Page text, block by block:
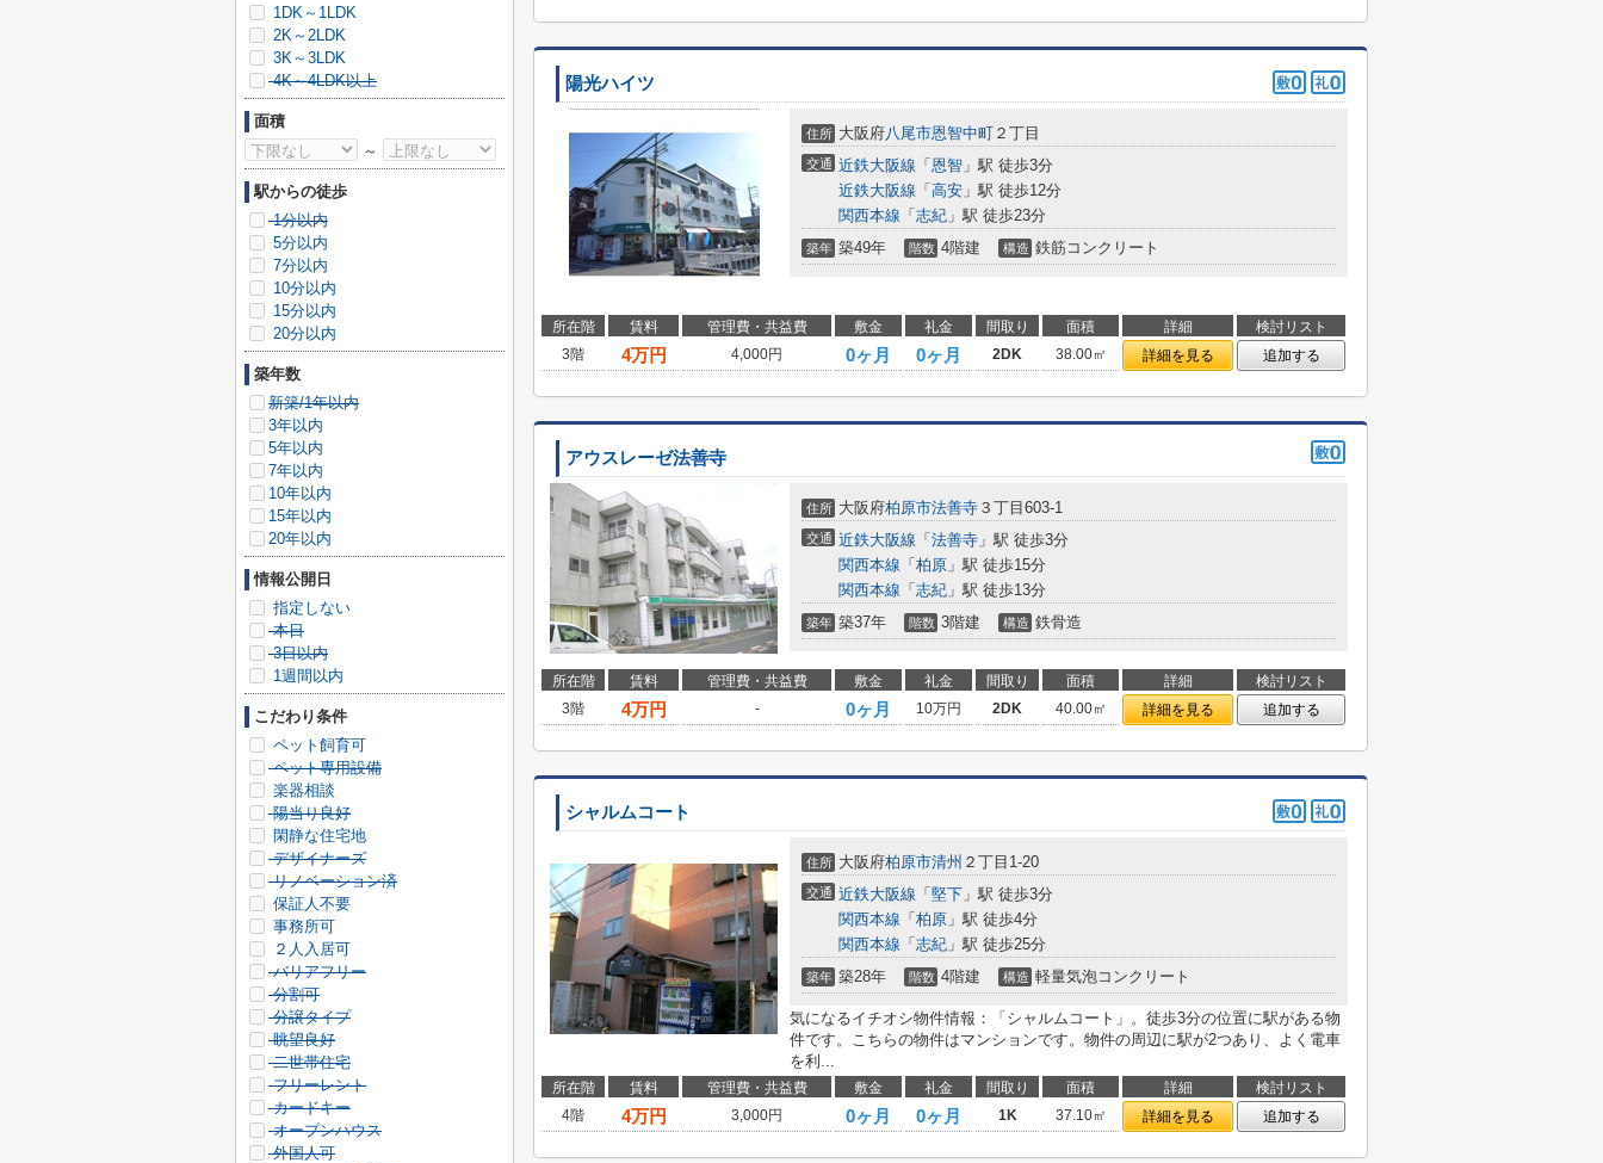
陽光ハイツ
住所 大阪府八尾市恩智中町 ２丁目
交通 近鉄大阪線 「 恩智 」駅 徒歩3分
近鉄大阪線 「 高安 」駅 徒歩12分
関西本線 「 志紀 」駅 徒歩23分
築年 築49年 階数 4階建 構造 鉄筋コンクリート
所在階 賃料 管理費・共益費 敷金 礼金 間取り 面積 詳細
検討リスト
3階
4万円 4,000円 0ヶ月 0ヶ月 2DK 38.00㎡ 詳細を見る 追加する
アウスレーゼ法善寺
住所 大阪府柏原市法善寺 ３丁目603-1
交通 近鉄大阪線 「 法善寺 」駅 徒歩3分
関西本線 「 柏原 」駅 徒歩15分
関西本線 「 志紀 」駅 徒歩13分
築年 築37年 階数 3階建 構造 鉄骨造
所在階 賃料 管理費・共益費 敷金 礼金 間取り 面積 詳細
検討リスト
3階
4万円 - 0ヶ月 10万円 2DK 40.00㎡ 詳細を見る 追加する
シャルムコート
住所 大阪府柏原市清州 ２丁目1-20
交通 近鉄大阪線 「 堅下 」駅 徒歩3分
関西本線 「 柏原 」駅 徒歩4分
関西本線 「 志紀 」駅 徒歩25分
築年 築28年 階数 4階建 構造 軽量気泡コンクリート
気になるイチオシ物件情報：「シャルムコート」。徒歩3分の位置に駅がある物
件です。こちらの物件はマンションです。物件の周辺に駅が2つあり、よく電車
を利...
所在階 賃料 管理費・共益費 敷金 礼金 間取り 面積 詳細
検討リスト
4階
4万円 3,000円 0ヶ月 0ヶ月 1K 37.10㎡ 詳細を見る 追加する
1DK～1LDK
2K～2LDK
3K～3LDK
4K～4LDK以上
面積
～
駅からの徒歩
1分以内
5分以内
7分以内
10分以内
15分以内
20分以内
築年数
新築/1年以内
3年以内
5年以内
7年以内
10年以内
15年以内
20年以内
情報公開日
指定しない
本日
3日以内
1週間以内
こだわり条件
ペット飼育可
ペット専用設備
楽器相談
陽当り良好
閑静な住宅地
デザイナーズ
リノベーション済
保証人不要
事務所可
２人入居可
バリアフリー
分割可
分譲タイプ
眺望良好
二世帯住宅
フリーレント
カードキー
オープンハウス
外国人可